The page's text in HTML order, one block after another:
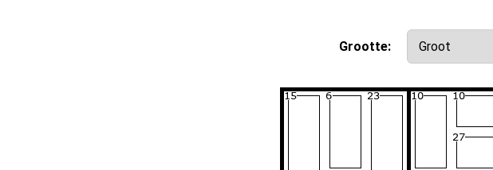
Grootte: